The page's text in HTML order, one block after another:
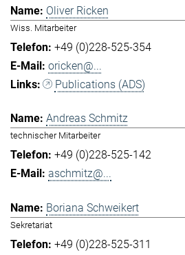
Oliver Ricken
Wiss. Mitarbeiter
+49 (0)228-525-354
oricken@...
Publications (ADS)
Andreas Schmitz
technischer Mitarbeiter
+49 (0)228-525-142
aschmitz@...
Boriana Schweikert
Sekretariat
+49 (0)228-525-311